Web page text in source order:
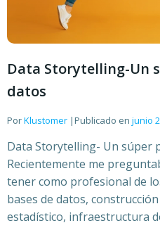
Data Storytelling-Un
datos
PorKlustomer |Publicado en junio
Data Storytelling- Un súper
Recientemente me
tener como profesional de
bases de datos,
estadístico, infraestructura